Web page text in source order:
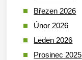
Březen 2026
Únor 2026
Leden 2026
Prosinec 2025